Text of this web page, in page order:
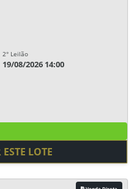
2° Leilão
19/08/2026 14:00
LOTE